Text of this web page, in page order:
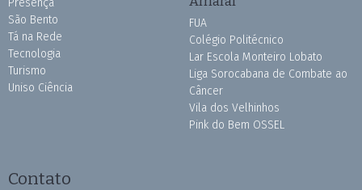
São Bento
Tá na Rede
Tecnologia
Turismo
Uniso Ciência
FUA
Colégio Politécnico
Lar Escola Monteiro Lobato
Liga Sorocabana de Combate ao
Câncer
Vila dos Velhinhos
Pink do Bem OSSEL
Contato